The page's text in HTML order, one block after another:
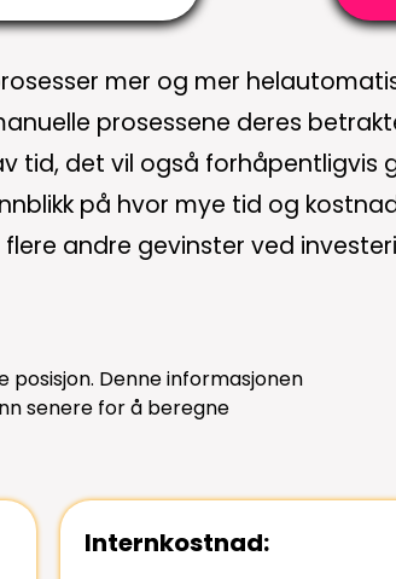
mer og mer
prosessene deres
tid, det vil også forhåpentligvis
på hvor mye tid og
andre gevinster ved
Denne informasjonen
senere for å beregne
Internkostnad: